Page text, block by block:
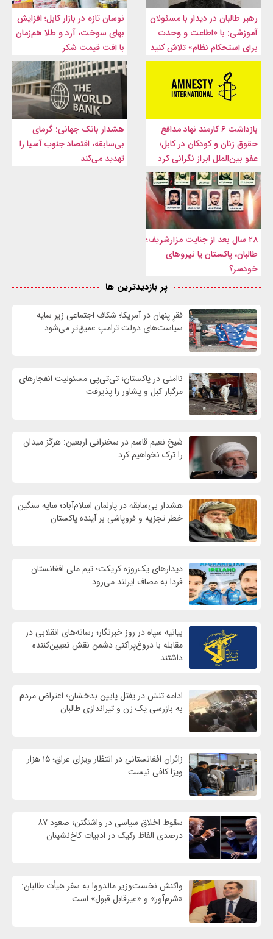
رهبر طالبان در دیدار با مسئولان
آموزشی: با «اطاعت و وحدت
برای استحکام نظام» تلاش کنید
نوسان تازه در بازار کابل؛ افزایش
بهای سوخت، آرد و طلا هم‌زمان
با افت قیمت شکر
بازداشت ۶ کارمند نهاد مدافع
حقوق زنان و کودکان در کابل؛
عفو بین‌الملل ابراز نگرانی کرد
هشدار بانک جهانی: گرمای
بی‌سابقه، اقتصاد جنوب آسیا را
تهدید می‌کند
۲۸ سال بعد از جنایت مزارشریف؛
طالبان، پاکستان یا نیروهای
خودسر؟
پر بازدیدترین ها
فقرِ پنهان در آمریکا؛ شکاف اجتماعی زیر سایه
سیاست‌های دولت ترامپ عمیق‌تر می‌شود
ناامنی در پاکستان؛ تی‌تی‌پی مسئولیت انفجارهای
مرگبار کبل و پشاور را پذیرفت
شیخ نعیم قاسم در سخنرانی اربعین: هرگز میدان
را ترک نخواهیم کرد
هشدار بی‌سابقه در پارلمان اسلام‌آباد؛ سایه سنگین
خطر تجزیه و فروپاشی بر آینده پاکستان
دیدارهای یک‌روزه کریکت؛ تیم ملی افغانستان
فردا به مصاف ایرلند می‌رود
بیانیه سپاه در روز خبرنگار؛ رسانه‌های انقلابی در
مقابله با دروغ‌پراکنی دشمن نقش تعیین‌کننده
داشتند
ادامه تنش در یفتل پایین بدخشان؛ اعتراض مردم
به بازرسی یک زن و تیراندازی طالبان
زائران افغانستانی در انتظار ویزای عراق؛ ۱۵ هزار
ویزا کافی نیست
سقوط اخلاق سیاسی در واشنگتن؛ صعود ۸۷
درصدی الفاظ رکیک در ادبیات کاخ‌نشینان
واکنش نخست‌وزیر مالدووا به سفر هیأت طالبان:
«شرم‌آور» و «غیرقابل قبول» است